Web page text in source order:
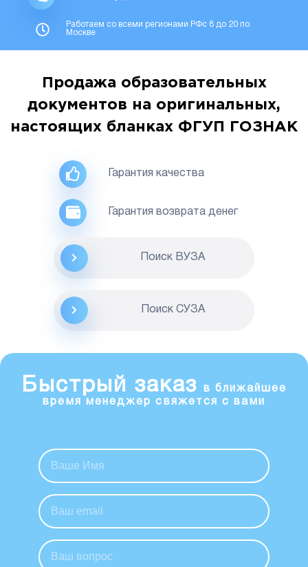
Работаем со всеми регионами РФс 8 до 20 по
Москве
Продажа образовательных
документов на оригинальных,
настоящих бланках ФГУП ГОЗНАК
Гарантия качества
Гарантия возврата денег
Поиск ВУЗА
Поиск CУЗА
Быстрый заказ
в ближайшее
время менеджер свяжется с вами